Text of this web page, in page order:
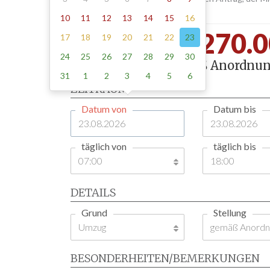
Trebur -
1 Tag , Stellung gemäß
ZEITRAUM
Datum von Datum bis
täglich von täglich bis
DETAILS
Grund Stellung
BESONDERHEITEN/BEMERKUNGEN
10
11 12 13 14 15
16
17
18 19 20 21 22
23
24
25 26 27 28 29
30
31
1 2 3 4 5 6